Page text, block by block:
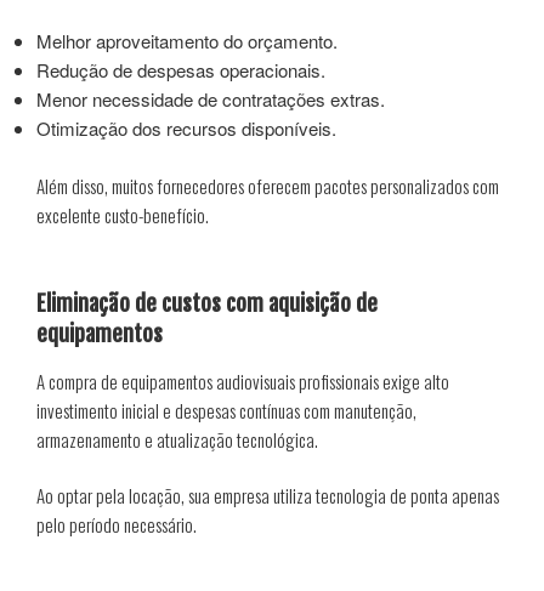
Melhor aproveitamento do orçamento.
Redução de despesas operacionais.
Menor necessidade de contratações extras.
Otimização dos recursos disponíveis.
Além disso, muitos fornecedores oferecem pacotes personalizados com
excelente custo-benefício.
Eliminação de custos com aquisição de
equipamentos
A compra de equipamentos audiovisuais profissionais exige alto
investimento inicial e despesas contínuas com manutenção,
armazenamento e atualização tecnológica.
Ao optar pela locação, sua empresa utiliza tecnologia de ponta apenas
pelo período necessário.